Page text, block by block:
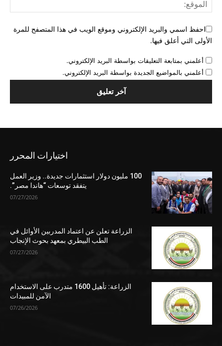
احفظ اسمي والبريد الإلكتروني وموقع الويب في هذا المتصفح للمرة
الأولى التي أعلق فيها.
أعلمني بمتابعة التعليقات بواسطة البريد الإلكتروني.
أعلمني بالمواضيع الجديدة بواسطة البريد الإلكتروني.
اختيارات المحرر
100 مليون دولار استثمارات جديدة.. وزير العمل
يتفقد توسعات “هاندا مصر”.
07/27/2026
الزراعة تعلن عن اعتماد المدربين الأوائل في
الطب البيطري بمعهد بحوث الإنجاب
07/27/2026
الزراعة: تأهيل 1600 متدرب على الاستخدام
الآمن للمبيدات
07/26/2026